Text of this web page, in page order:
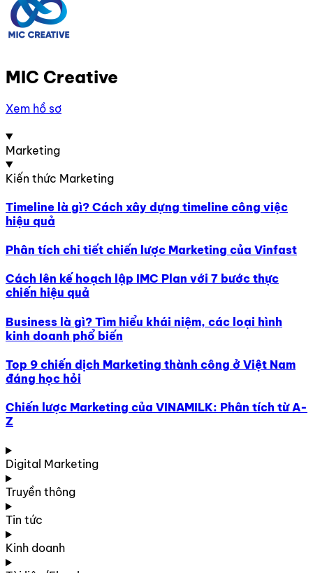
MIC Creative
Xem hồ sơ
Marketing
Kiến thức Marketing
Timeline là gì? Cách xây dựng timeline công việc
hiệu quả
Phân tích chi tiết chiến lược Marketing của Vinfast
Cách lên kế hoạch lập IMC Plan với 7 bước thực
chiến hiệu quả
Business là gì? Tìm hiểu khái niệm, các loại hình
kinh doanh phổ biến
Top 9 chiến dịch Marketing thành công ở Việt Nam
đáng học hỏi
Chiến lược Marketing của VINAMILK: Phân tích từ A-
Z
Digital Marketing
Truyền thông
Tin tức
Kinh doanh